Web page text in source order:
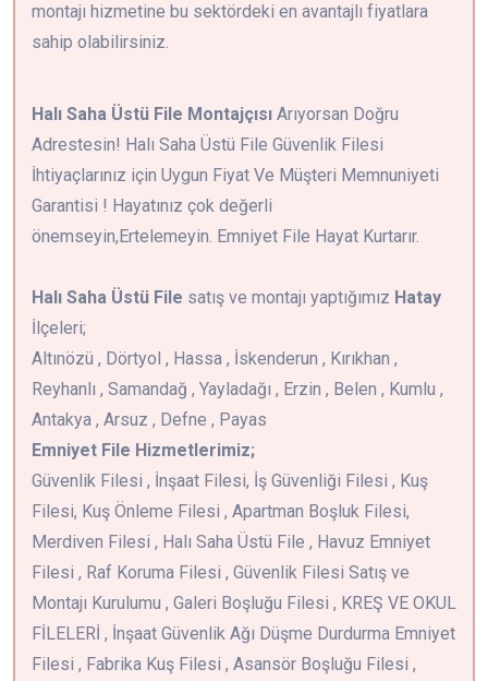
montajı hizmetine bu sektördeki en avantajlı fiyatlara
sahip olabilirsiniz.
Halı Saha Üstü File Montajçısı Arıyorsan Doğru
Adrestesin! Halı Saha Üstü File Güvenlik Filesi
İhtiyaçlarınız için Uygun Fiyat Ve Müşteri Memnuniyeti
Garantisi ! Hayatınız çok değerli
önemseyin,Ertelemeyin. Emniyet File Hayat Kurtarır.
Halı Saha Üstü File satış ve montajı yaptığımız Hatay
İlçeleri;
Altınözü , Dörtyol , Hassa , İskenderun , Kırıkhan ,
Reyhanlı , Samandağ , Yayladağı , Erzin , Belen , Kumlu ,
Antakya , Arsuz , Defne , Payas
Emniyet File Hizmetlerimiz;
Güvenlik Filesi , İnşaat Filesi, İş Güvenliği Filesi , Kuş
Filesi, Kuş Önleme Filesi , Apartman Boşluk Filesi,
Merdiven Filesi , Halı Saha Üstü File , Havuz Emniyet
Filesi , Raf Koruma Filesi , Güvenlik Filesi Satış ve
Montajı Kurulumu , Galeri Boşluğu Filesi , KREŞ VE OKUL
FİLELERİ , İnşaat Güvenlik Ağı Düşme Durdurma Emniyet
Filesi , Fabrika Kuş Filesi , Asansör Boşluğu Filesi ,